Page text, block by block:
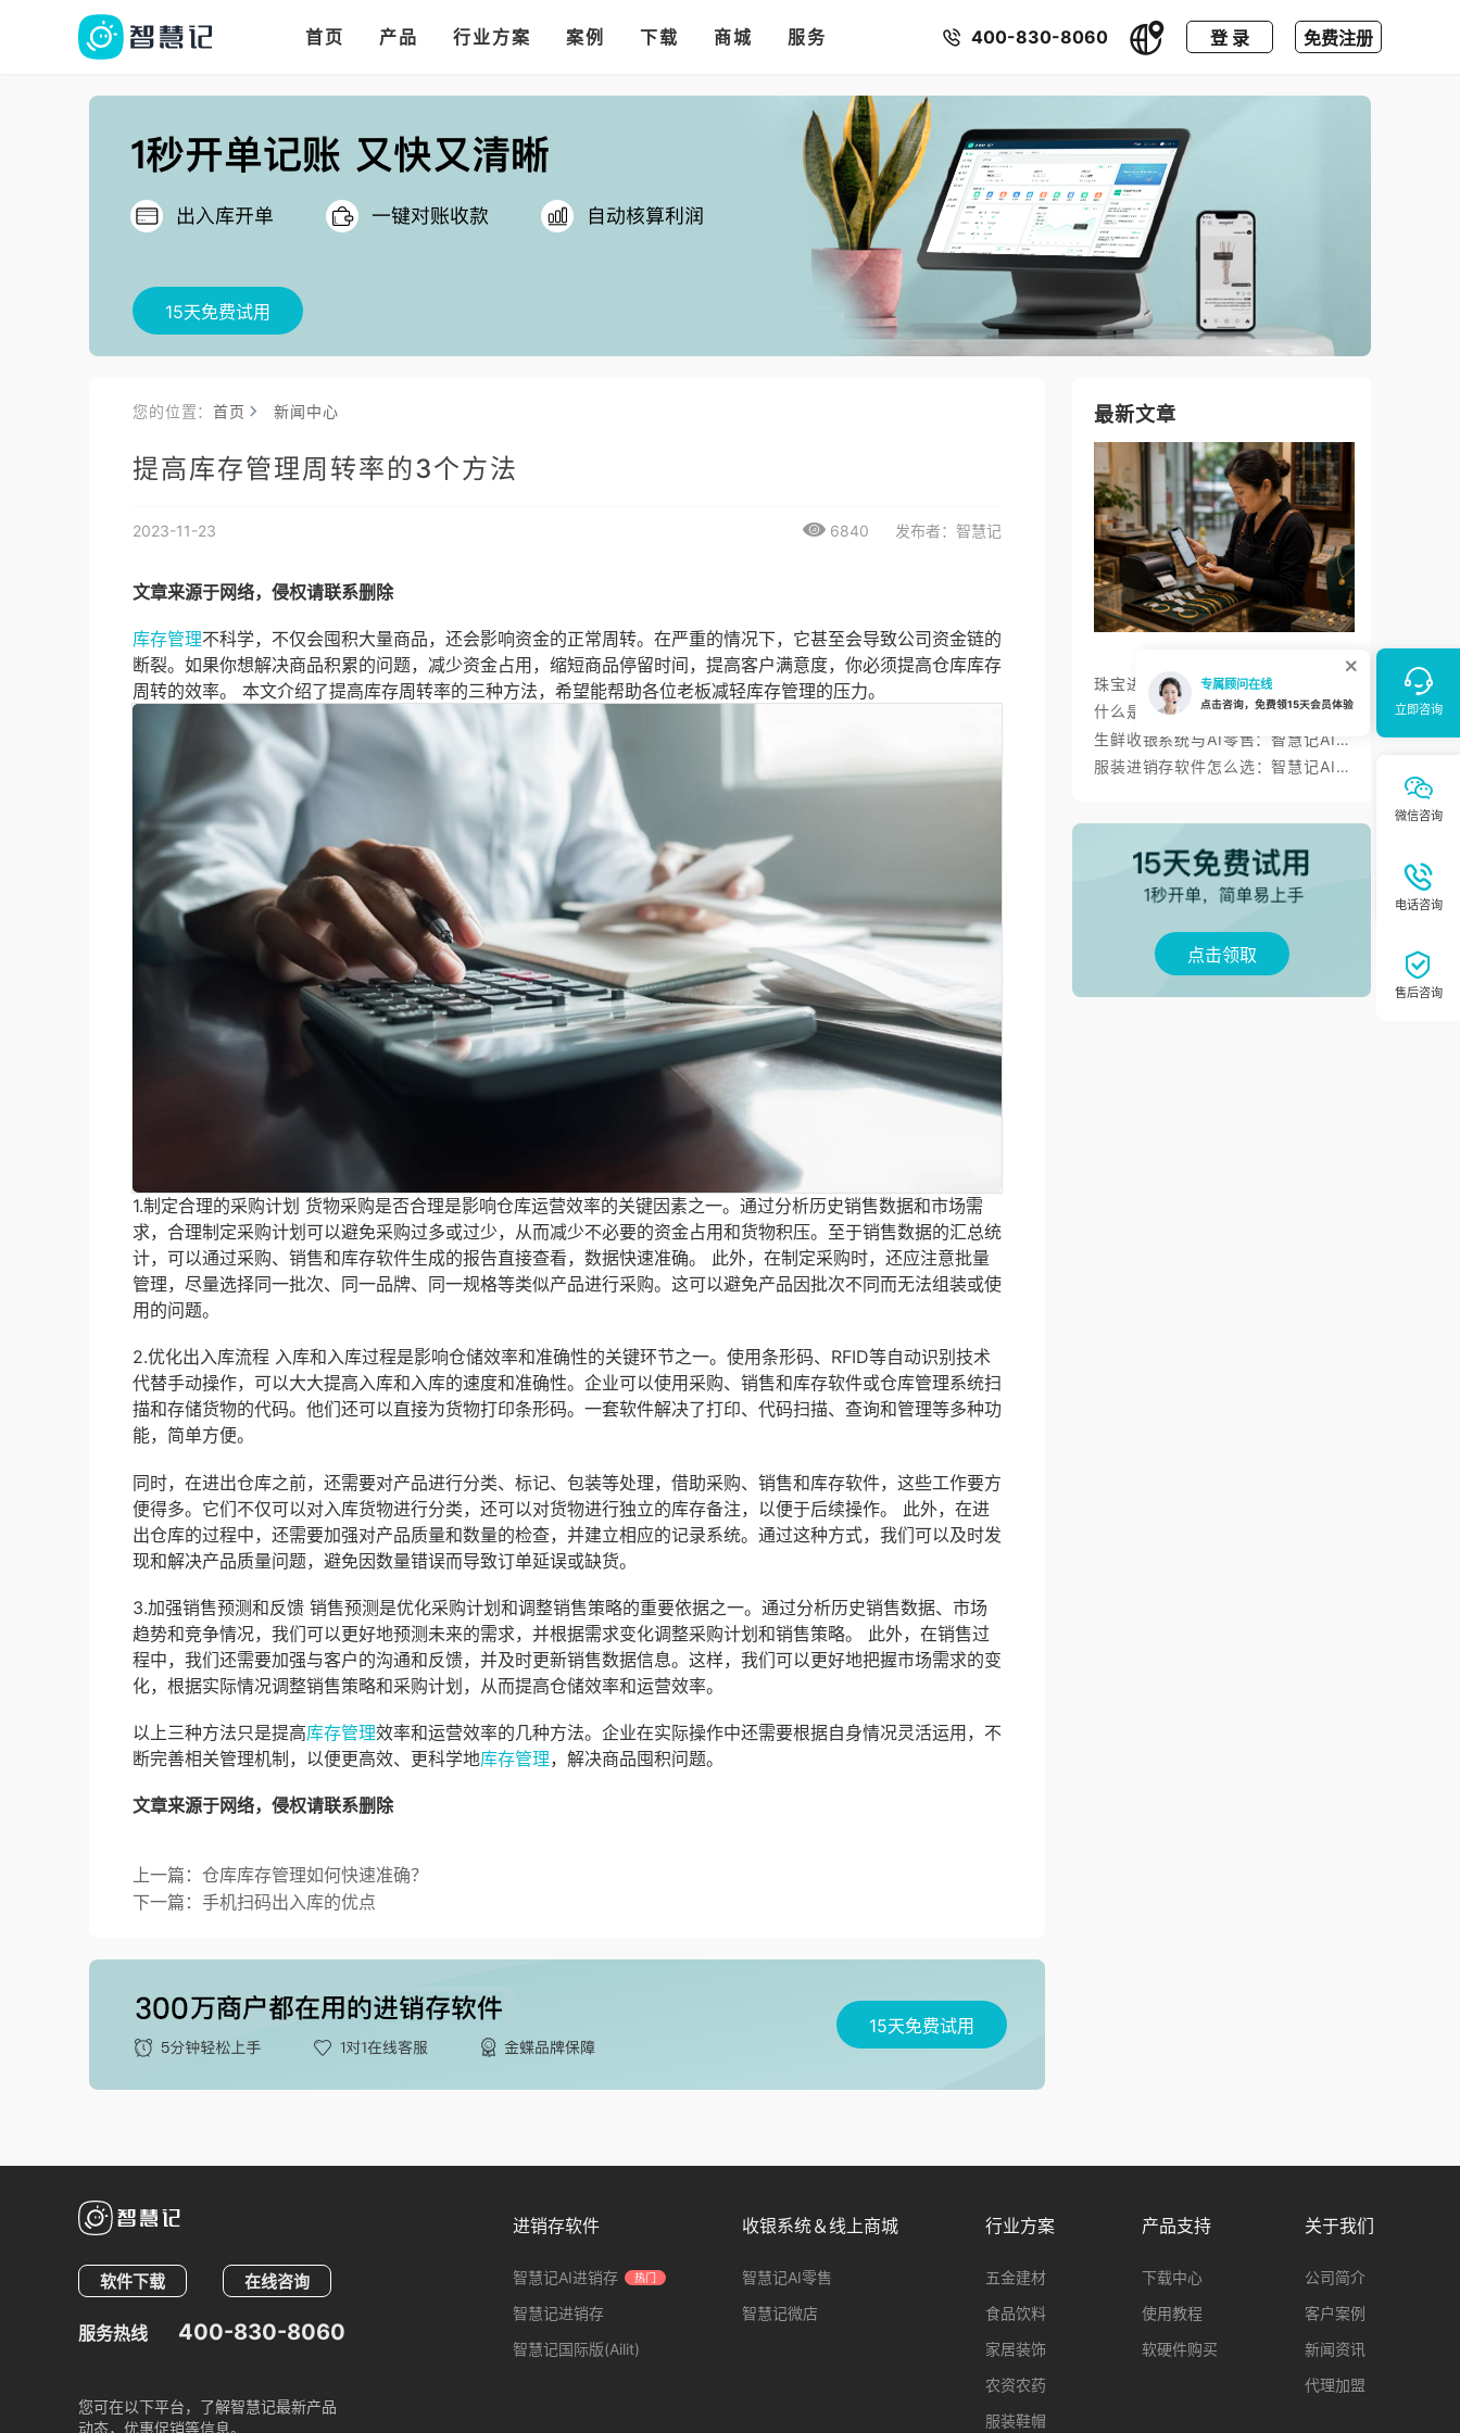
首页 产品
多语言、多币种、多汇率。
行业方案
多店多仓统管，调拨更高效 把你的店铺开进手机微信里
案例 下载 商城 服务 400-830-8060 登 录 免费注册
15天免费试用
您的位置：首页 新闻中心
提高库存管理周转率的3个方法
2023-11-23 6840 发布者：智慧记
文章来源于网络，侵权请联系删除
库存管理不科学，不仅会囤积大量商品，还会影响资金的正常周转。在严重的情况下，它甚至会导致公司资金链的
断裂。如果你想解决商品积累的问题，减少资金占用，缩短商品停留时间，提高客户满意度，你必须提高仓库库存
周转的效率。 本文介绍了提高库存周转率的三种方法，希望能帮助各位老板减轻库存管理的压力。
1.制定合理的采购计划 货物采购是否合理是影响仓库运营效率的关键因素之一。通过分析历史销售数据和市场需
求，合理制定采购计划可以避免采购过多或过少，从而减少不必要的资金占用和货物积压。至于销售数据的汇总统
计，可以通过采购、销售和库存软件生成的报告直接查看，数据快速准确。 此外，在制定采购时，还应注意批量
管理，尽量选择同一批次、同一品牌、同一规格等类似产品进行采购。这可以避免产品因批次不同而无法组装或使
用的问题。
2.优化出入库流程 入库和入库过程是影响仓储效率和准确性的关键环节之一。使用条形码、RFID等自动识别技术
代替手动操作，可以大大提高入库和入库的速度和准确性。企业可以使用采购、销售和库存软件或仓库管理系统扫
描和存储货物的代码。他们还可以直接为货物打印条形码。一套软件解决了打印、代码扫描、查询和管理等多种功
能，简单方便。
同时，在进出仓库之前，还需要对产品进行分类、标记、包装等处理，借助采购、销售和库存软件，这些工作要方
便得多。它们不仅可以对入库货物进行分类，还可以对货物进行独立的库存备注，以便于后续操作。 此外，在进
出仓库的过程中，还需要加强对产品质量和数量的检查，并建立相应的记录系统。通过这种方式，我们可以及时发
现和解决产品质量问题，避免因数量错误而导致订单延误或缺货。
3.加强销售预测和反馈 销售预测是优化采购计划和调整销售策略的重要依据之一。通过分析历史销售数据、市场
趋势和竞争情况，我们可以更好地预测未来的需求，并根据需求变化调整采购计划和销售策略。 此外，在销售过
程中，我们还需要加强与客户的沟通和反馈，并及时更新销售数据信息。这样，我们可以更好地把握市场需求的变
化，根据实际情况调整销售策略和采购计划，从而提高仓储效率和运营效率。
以上三种方法只是提高库存管理效率和运营效率的几种方法。企业在实际操作中还需要根据自身情况灵活运用，不
断完善相关管理机制，以便更高效、更科学地库存管理，解决商品囤积问题。
文章来源于网络，侵权请联系删除
上一篇：仓库库存管理如何快速准确？
下一篇：手机扫码出入库的优点
最新文章
什么是进销存？智慧记进销存帮小微商户理顺开单、库存与对账
生鲜收银系统与AI零售：智慧记AI零售称重收银、库存、会员经营方案
服装进销存软件怎么选：智慧记AI批量录入、齐色齐码开单与库存管理
点击领取
15天免费试用
软件下载 在线咨询
服务热线 400-830-8060
您可在以下平台，了解智慧记最新产品
动态，优惠促销等信息。
进销存软件
智慧记AI进销存 热门
智慧记进销存
智慧记国际版(Ailit)
收银系统＆线上商城
智慧记AI零售
智慧记微店
行业方案
五金建材
食品饮料
家居装饰
农资农药
服装鞋帽
产品支持
下载中心
使用教程
软硬件购买
关于我们
公司简介
客户案例
新闻资讯
代理加盟